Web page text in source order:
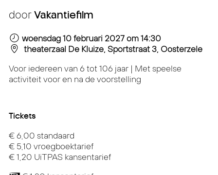
door Vakantiefilm
woensdag 10 februari 2027om 14:30
theaterzaal De Kluize, Sportstraat 3, Oosterzele
Voor iedereen van 6 tot 106 jaar | Met speelse
activiteit voor en na de voorstelling
Tickets
€ 6,00 standaard
€ 5,10 vroegboektarief
€ 1,20 UiTPAS kansentarief